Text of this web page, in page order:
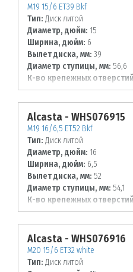
M19 15/6 ET39 Bkf
Тип: Диск литой
Диаметр, дюйм: 15
Ширина, дюйм: 6
Вылет диска, мм: 39
Диаметр ступицы, мм: 56,6
К-во крепежных
Диаметр располож.
105
Alcasta - WHS076915
M19 16/6,5 ET52 Bkf
Тип: Диск литой
Диаметр, дюйм: 16
Ширина, дюйм: 6,5
Вылет диска, мм: 52
Диаметр ступицы, мм: 54,1
К-во крепежных
Диаметр располож.
100
Alcasta - WHS076916
M20 15/6 ET32 white
Тип: Диск литой